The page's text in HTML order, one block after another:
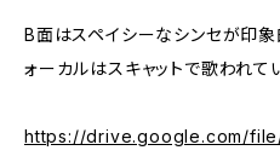
B面はスペイシーなシンセが印象
ォーカルはスキャットで歌われて
https://drive.google.com/